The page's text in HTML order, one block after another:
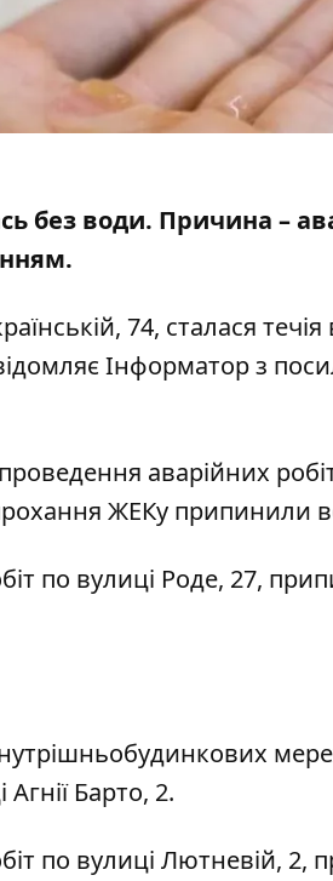
без води. Причина –
.
74, сталася
Інформатор з
аварійних
ЖЕКу припинили
по вулиці Роде, 27,
Барто, 2.
по вулиці Лютневій,